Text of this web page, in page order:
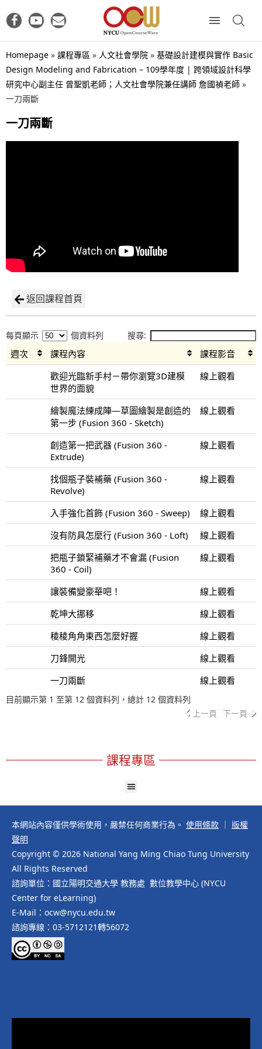
Homepage » 課程專區 » 人文社會學院 » 基礎設計建模與實作 Basic
Design Modeling and Fabrication – 109學年度 | 跨領域設計科學
研究中心副主任 曾聖凱老師；人文社會學院兼任講師 詹國禎老師 »
一刀兩斷
一刀兩斷
返回課程首頁
每頁顯示 個資料列 搜尋:
週次 課程內容
課程影音
歡迎光臨新手村－帶你瀏覽3D建模
世界的面貌
線上觀看
繪製魔法練成陣—草圖繪製是創造的
第一步 (Fusion 360 - Sketch)
線上觀看
創造第一把武器 (Fusion 360 -
Extrude)
線上觀看
找個瓶子裝補藥 (Fusion 360 -
Revolve)
線上觀看
入手強化首飾 (Fusion 360 - Sweep)
線上觀看
沒有防具怎麼行 (Fusion 360 - Loft)
線上觀看
把瓶子鎖緊補藥才不會漏 (Fusion
360 - Coil)
線上觀看
讓裝備變豪華吧！
線上觀看
乾坤大挪移
線上觀看
稜稜角角東西怎麼好握
線上觀看
刀鋒開光
線上觀看
一刀兩斷
線上觀看
目前顯示第 1 至第 12 個資料列，總計 12 個資料列
上一頁 下一頁
課程專區
本網站內容僅供學術使用，嚴禁任何商業行為。 使用條款
版權
聲明
Copyright © 2026 National Yang Ming Chiao Tung University
All Rights Reserved
諮詢單位：國立陽明交通大學 教務處 數位教學中心 (NYCU
Center for eLearning)
E-Mail：ocw@nycu.edu.tw
諮詢專線：03-5712121轉56072